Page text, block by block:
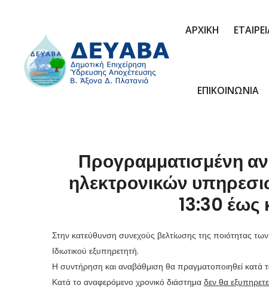
ΑΡΧΙΚΗ
ΕΠΙΚΟΙΝΩΝΙΑ
Προγραμματισμένη
ηλεκτρονικών
13:30 έως
Στην κατεύθυνση συνεχούς βελτίωσης της ποιότητας
Ιδιωτικού εξυπηρετητή.
Η συντήρηση και αναβάθμιση θα πραγματοποιηθεί κατά
Κατά το αναφερόμενο χρονικό διάστημα δεν θα